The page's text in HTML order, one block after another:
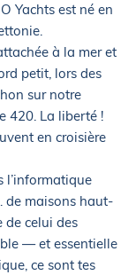
Yachts est né en
à la mer et
petit, lors des
sur notre
420. La liberté !
en croisière
l’informatique
de maisons haut-
de celui des
— et essentielle
ce sont tes